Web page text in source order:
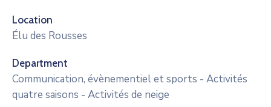
Location
Élu des Rousses
Department
Communication, évènementiel et sports - Activités
quatre saisons - Activités de neige